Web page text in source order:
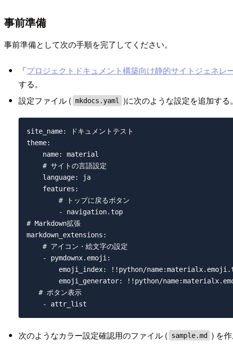
事前準備
事前準備として次の手順を完了してください。
「プロジェクトドキュメント構築向け静的サイトジェネ
する。
設定ファイル ( mkdocs.yaml )に次のような設定を追加す
site_name: ドキュメントテスト
theme:
    name: material
    # サイトの言語設定
    language: ja
    features:
        # トップに戻るボタン
        - navigation.top
# Markdown拡張
markdown_extensions:
    # アイコン・絵文字の設定
    - pymdownx.emoji:
emoji_index: !!python/
emoji_generator: !!python/
   # ボタン表示
次のようなカラー設定確認用のファイル ( sample.md ) を作